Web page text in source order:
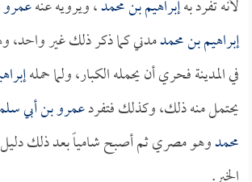
لأنه تفرد بهإبراهيم بن محمد، ويرويه عنه
إبراهيم بن محمدمدني كما ذكر ذلك غير واحد،
في المدينة فحري أن يحمله الكبار، ولما حمله
يحتمل منه ذلك، وكذلك فتفردعمرو بن أبي
محمدوهو مصري ثم أصبح شامياً بعد ذلك دليل